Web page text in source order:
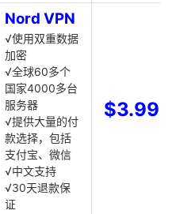
Nord VPN
√使用双重数据
加密
√全球60多个
国家4000多台
服务器
√提供大量的付
款选择，包括
支付宝、微信
√中文支持
√30天退款保
证
$3.99